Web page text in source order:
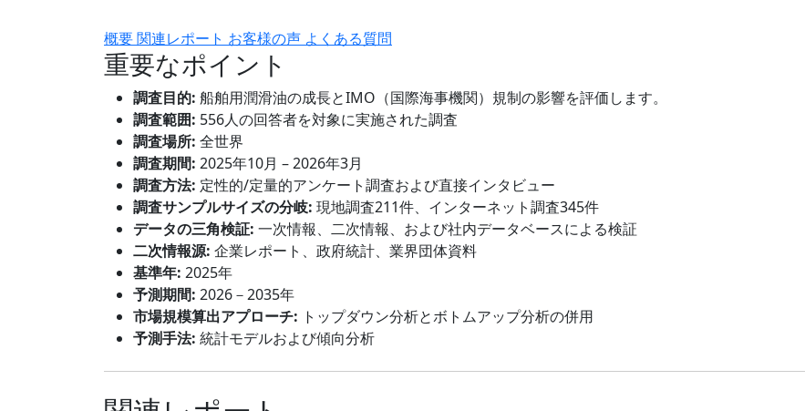
概要関連レポート お客様の声 よくある質問
重要なポイント
調査目的: 船舶用潤滑油の成長とIMO（国際海事機関）規制の影響を評価します。
調査範囲: 556人の回答者を対象に実施された調査
調査場所: 全世界
調査期間: 2025年10月 – 2026年3月
調査方法: 定性的/定量的アンケート調査および直接インタビュー
調査サンプルサイズの分岐: 現地調査211件、インターネット調査345件
データの三角検証: 一次情報、二次情報、および社内データベースによる検証
二次情報源: 企業レポート、政府統計、業界団体資料
基準年: 2025年
予測期間: 2026－2035年
市場規模算出アプローチ: トップダウン分析とボトムアップ分析の併用
予測手法: 統計モデルおよび傾向分析